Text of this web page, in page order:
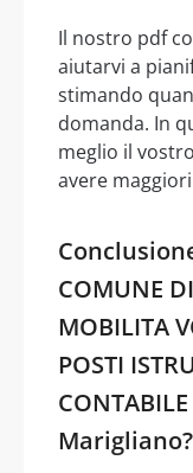
Il nostro pdf
aiutarvi a
stimando
domanda. In
meglio il
avere
COMUNE
MOBILITA
POSTI
Marigliano?